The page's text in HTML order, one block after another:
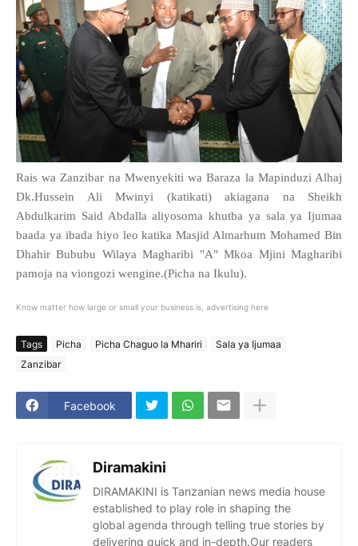
Rais wa Zanzibar na Mwenyekiti wa Baraza la Mapinduzi Alhaj
Dk.Hussein Ali Mwinyi (katikati) akiagana na Sheikh
Abdulkarim Said Abdalla aliyosoma khutba ya sala ya Ijumaa
baada ya ibada hiyo leo katika Masjid Almarhum Mohamed Bin
Dhahir Bububu Wilaya Magharibi "A" Mkoa Mjini Magharibi
pamoja na viongozi wengine.(Picha na Ikulu).
Know matter how large or small your business is, advertising here
Tags Picha Picha Chaguo la Mhariri
Sala ya Ijumaa
Zanzibar
Facebook
Diramakini
DIRAMAKINI is Tanzanian news media house
established to play role in shaping the
global agenda through telling true stories by
delivering quick and in-depth.Our readers